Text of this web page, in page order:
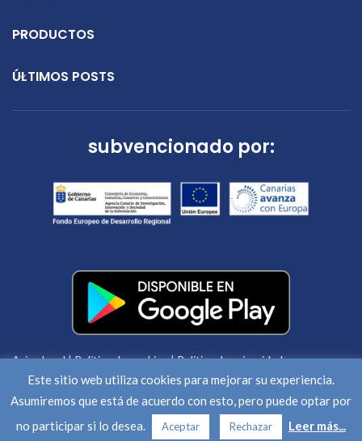
PRODUCTOS
ÚLTIMOS POSTS
subvencionado por:
Aviso legal|Política de cookies|Política de privacidad
2020 CREATED BY PAPAGAYO SOFTWARE
Este sitio web utiliza cookies para mejorar su experiencia.
Asumiremos que está de acuerdo con esto, pero puede optar por
no participar si lo desea.
Aceptar Rechazar Leer más...